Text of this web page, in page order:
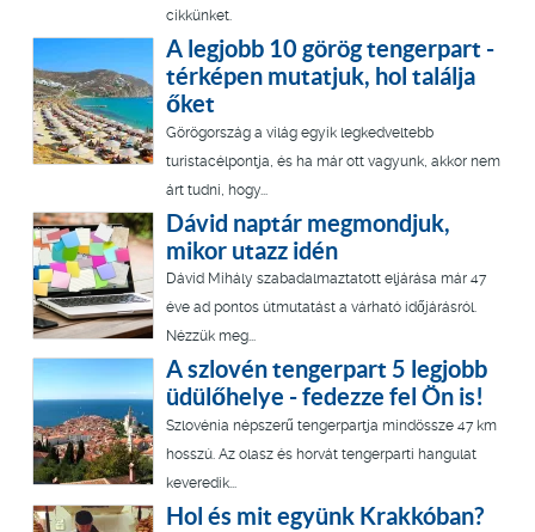
cikkünket.
A legjobb 10 görög tengerpart -
térképen mutatjuk, hol találja
őket
Görögország a világ egyik legkedveltebb
turistacélpontja, és ha már ott vagyunk, akkor nem
árt tudni, hogy...
Dávid naptár megmondjuk,
mikor utazz idén
Dávid Mihály szabadalmaztatott eljárása már 47
éve ad pontos útmutatást a várható időjárásról.
Nézzük meg...
A szlovén tengerpart 5 legjobb
üdülőhelye - fedezze fel Ön is!
Szlovénia népszerű tengerpartja mindössze 47 km
hosszú. Az olasz és horvát tengerparti hangulat
keveredik...
Hol és mit együnk Krakkóban?